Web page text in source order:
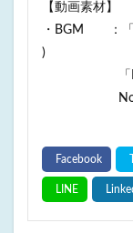
【動画素材】
・BGM ：「
)
「BGMer
No Hero